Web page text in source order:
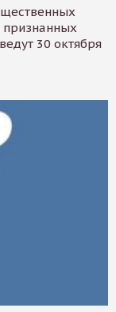
признанных
30 октября